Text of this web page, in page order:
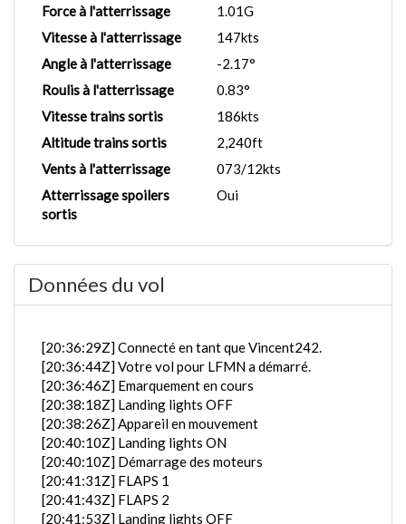
Force à l'atterrissage
1.01G
Vitesse à l'atterrissage
147kts
Angle à l'atterrissage
-2.17°
Roulis à l'atterrissage
0.83°
Vitesse trains sortis
186kts
Altitude trains sortis
2,240ft
Vents à l'atterrissage
073/12kts
Atterrissage spoilers
sortis
Oui
Données du vol
[20:36:29Z] Connecté en tant que Vincent242.
[20:36:44Z] Votre vol pour LFMN a démarré.
[20:36:46Z] Emarquement en cours
[20:38:18Z] Landing lights OFF
[20:38:26Z] Appareil en mouvement
[20:40:10Z] Landing lights ON
[20:40:10Z] Démarrage des moteurs
[20:41:31Z] FLAPS 1
[20:41:43Z] FLAPS 2
[20:41:53Z] Landing lights OFF